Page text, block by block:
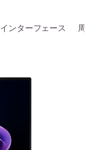
インターフェース 周